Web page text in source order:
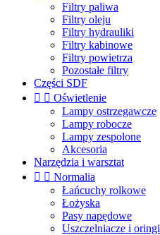
Filtry paliwa
Filtry oleju
Filtry hydrauliki
Filtry kabinowe
Filtry powietrza
Pozostałe filtry
Części SDF
  Oświetlenie
Lampy ostrzegawcze
Lampy robocze
Lampy zespolone
Akcesoria
Narzędzia i warsztat
  Normalia
Łańcuchy rolkowe
Łożyska
Pasy napędowe
Uszczelniacze i oringi